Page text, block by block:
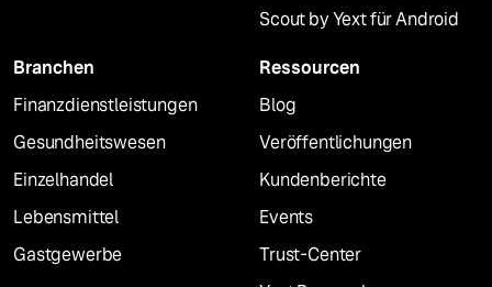
Scout by Yext für Android
Branchen
Finanzdienstleistungen
Gesundheitswesen
Einzelhandel
Lebensmittel
Gastgewerbe
Ressourcen
Blog
Veröffentlichungen
Kundenberichte
Events
Trust-Center